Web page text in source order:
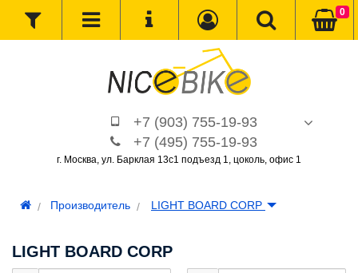
+7 (903) 755-19-93
+7 (495) 755-19-93
г. Москва, ул. Барклая 13с1 подъезд 1, цоколь, офис 1
0
Производитель LIGHT BOARD CORP
LIGHT BOARD CORP